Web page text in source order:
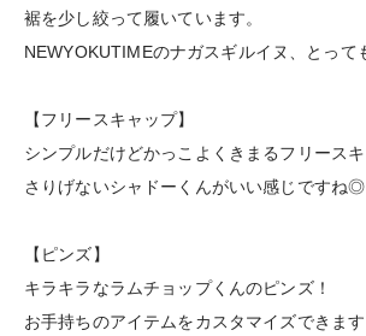
裾を少し絞って履いています。
NEWYOKUTIMEのナガスギルイヌ、とって
【フリースキャップ】
シンプルだけどかっこよくきまるフリースキ
さりげないシャドーくんがいい感じですね◎
【ピンズ】
キラキラなラムチョップくんのピンズ！
お手持ちのアイテムをカスタマイズできます